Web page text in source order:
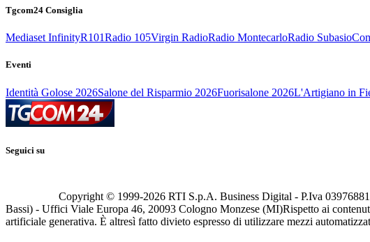
Tgcom24 Consiglia
Mediaset InfinityR101Radio 105Virgin RadioRadio MontecarloRadio Subasio
Eventi
Identità Golose 2026Salone del Risparmio 2026Fuorisalone 2026L'Artigiano in
Seguici su
Copyright © 1999-2026 RTI S.p.A. Business Digital - P.Iva
Bassi) - Uffici Viale Europa 46, 20093 Cologno Monzese (MI)Rispetto ai
artificiale generativa. È altresì fatto divieto espresso di utilizzare mezzi